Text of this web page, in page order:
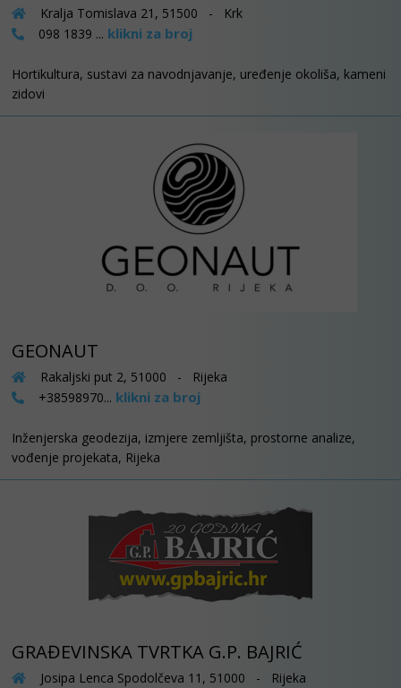
Kralja Tomislava 21, 51500 - Krk
098 1839 ... klikni za broj
Hortikultura, sustavi za navodnjavanje, uređenje okoliša, kameni
zidovi
GEONAUT
Rakaljski put 2, 51000 - Rijeka
+38598970... klikni za broj
Inženjerska geodezija, izmjere zemljišta, prostorne analize,
vođenje projekata, Rijeka
GRAĐEVINSKA TVRTKA G.P. BAJRIĆ
Josipa Lenca Spodolčeva 11, 51000 - Rijeka